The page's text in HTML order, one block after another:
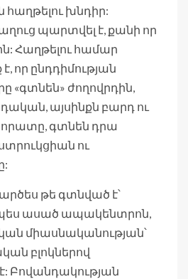
հաղթելու խնդիր:
պարտվել է, քանի որ
Հաղթելու համար
ընդդիմության
«գտնեն» ժողովրդին,
այսինքն բարդ ու
գտնեն դրա
ու
թե գտնված է՝
ասած ապակենտրոն,
միասնականության՝
բլոկներով
Բովանդակության